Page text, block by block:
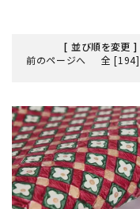
[ 並び順を変更 ]
前のページへ
全 [194]